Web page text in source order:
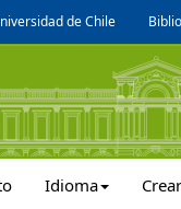
de Chile
Idioma